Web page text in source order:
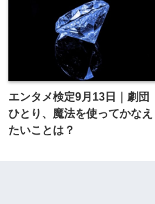
エンタメ検定9月13日｜劇団
ひとり、魔法を使ってかなえ
たいことは？